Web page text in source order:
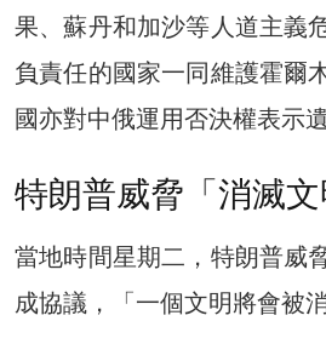
果、蘇丹和加沙等人道主義
負責任的國家一同維護霍爾
國亦對中俄運用否決權表示遺
特朗普威脅「消滅
當地時間星期二，特朗普威
成協議，「一個文明將會被